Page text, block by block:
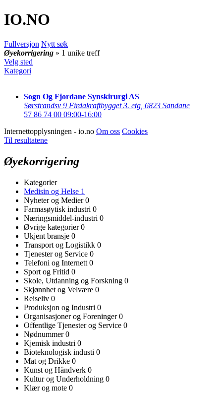
IO.NO
Fullversjon Nytt søk
Øyekorrigering » 1 unike treff
Velg sted
Kategori
Sogn Og Fjordane Synskirurgi AS
Sørstrandsv 9 Firdakraftbygget 3. etg 6823 Sandane
57 86 74 00 09:00-16:00
Internettopplysningen - io.no Om oss Cookies
Til resultatene
Øyekorrigering
Kategorier
Medisin og Helse 1
Nyheter og Medier0
Farmasøytisk industri 0
Næringsmiddel-industri 0
Øvrige kategorier0
Ukjent bransje 0
Transport og Logistikk 0
Tjenester og Service 0
Telefoni og Internett 0
Sport og Fritid 0
Skole, Utdanning og Forskning 0
Skjønnhet og Velvære 0
Reiseliv 0
Produksjon og Industri 0
Organisasjoner og Foreninger0
Offentlige Tjenester og Service 0
Nødnummer0
Kjemisk industri 0
Bioteknologisk industi 0
Mat og Drikke 0
Kunst og Håndverk 0
Kultur og Underholdning 0
Klær og mote 0